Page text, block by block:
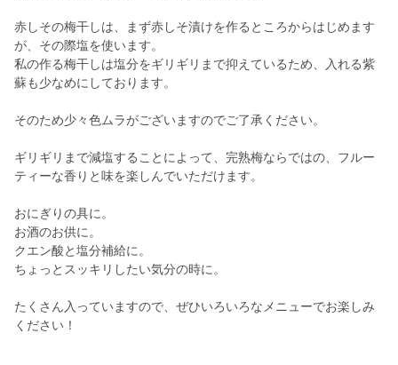
赤しその梅干しは、まず赤しそ漬けを作るところからはじめます
が、その際塩を使います。
私の作る梅干しは塩分をギリギリまで抑えているため、入れる紫
蘇も少なめにしております。
そのため少々色ムラがございますのでご了承ください。
ギリギリまで減塩することによって、完熟梅ならではの、フルー
ティーな香りと味を楽しんでいただけます。
おにぎりの具に。
お酒のお供に。
クエン酸と塩分補給に。
ちょっとスッキリしたい気分の時に。
たくさん入っていますので、ぜひいろいろなメニューでお楽しみ
ください！